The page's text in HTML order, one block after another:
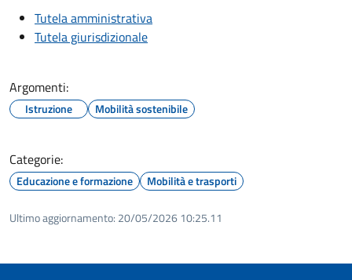
Tutela amministrativa
Tutela giurisdizionale
Argomenti:
Istruzione Mobilità sostenibile
Categorie:
Educazione e formazione Mobilità e trasporti
Ultimo aggiornamento: 20/05/2026 10:25.11